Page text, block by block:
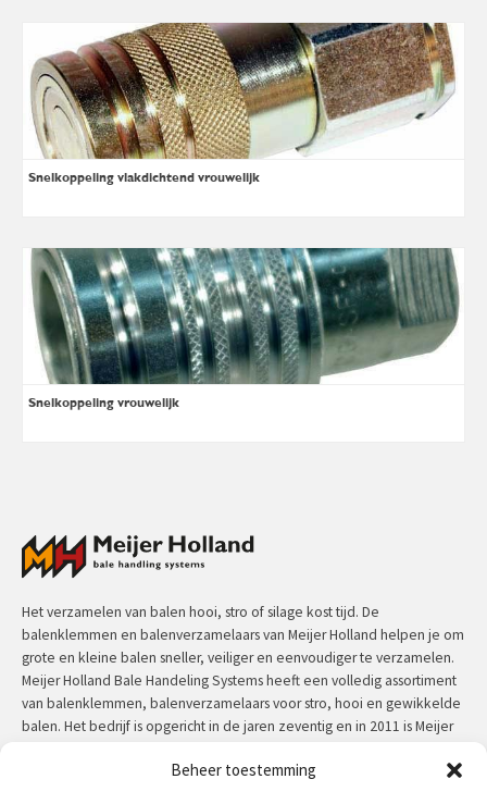
Beheer toestemming
Snelkoppeling vlakdichtend vrouwelijk
Snelkoppeling vrouwelijk
Het verzamelen van balen hooi, stro of silage kost tijd. De
balenklemmen en balenverzamelaars van Meijer Holland helpen je om
grote en kleine balen sneller, veiliger en eenvoudiger te verzamelen.
Meijer Holland Bale Handeling Systems heeft een volledig assortiment
van balenklemmen, balenverzamelaars voor stro, hooi en gewikkelde
balen. Het bedrijf is opgericht in de jaren zeventig en in 2011 is Meijer
hebben een uitzonderlijke kwaliteit en zijn door de jaren heen in